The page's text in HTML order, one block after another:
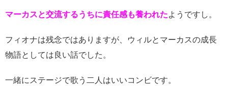
マーカスと交流するうちに責任感も養われたようですし。
フィオナは残念ではありますが、ウィルとマーカスの成長
物語としては良い話でした。
一緒にステージで歌う二人はいいコンビです。